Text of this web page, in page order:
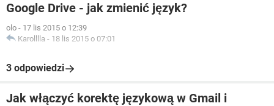
Google Drive - jak zmienić język?
olo - 17 lis 2015 o 12:39
Karolllla - 18 lis 2015 o 07:01
3 odpowiedzi
Jak włączyć korektę językową w Gmail i